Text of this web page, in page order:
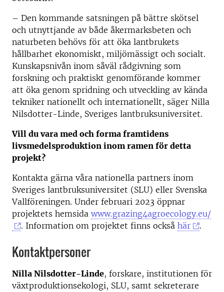
– Den kommande satsningen på bättre skötsel
och utnyttjande av både åkermarksbeten och
naturbeten behövs för att öka lantbrukets
hållbarhet ekonomiskt, miljömässigt och socialt.
Kunskapsnivån inom såväl rådgivning som
forskning och praktiskt genomförande kommer
att öka genom spridning och utveckling av kända
tekniker nationellt och internationellt, säger Nilla
Nilsdotter-Linde, Sveriges lantbruksuniversitet.
Vill du vara med och forma framtidens
livsmedelsproduktion inom ramen för detta
projekt?
Kontakta gärna våra nationella partners inom
Sveriges lantbruksuniversitet (SLU) eller Svenska
Vallföreningen. Under februari 2023 öppnar
projektets hemsida www.grazing4agroecology.eu/
. Information om projektet finns ocksåhär .
Kontaktpersoner
Nilla Nilsdotter-Linde, forskare, institutionen för
växtproduktionsekologi, SLU, samt sekreterare